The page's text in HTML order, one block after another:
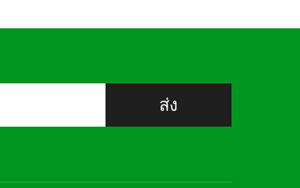
ส่ง